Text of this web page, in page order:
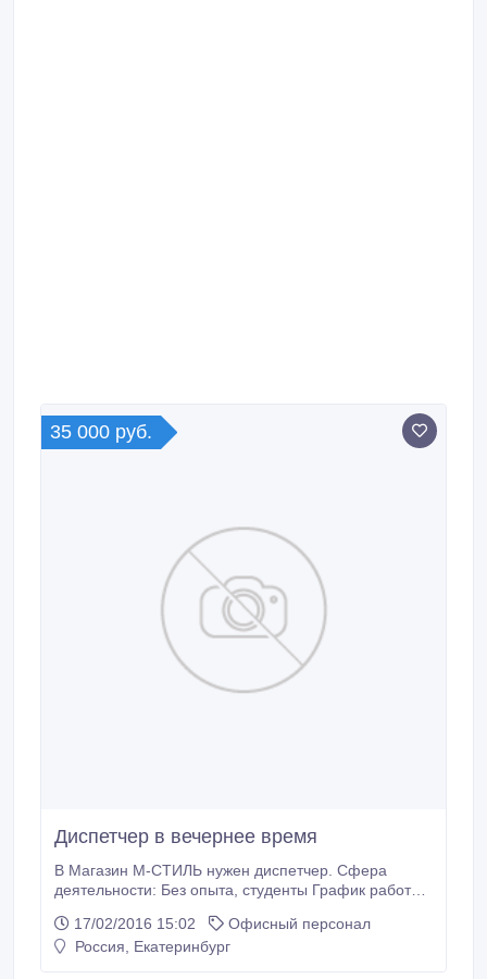
35 000 руб.
Диспетчер в вечернее время
В Магазин М-СТИЛЬ нужен диспетчер. Сфера
деятельности: Без опыта, студенты График работы:
значения В крупную производственную компанию
требуется Вечерний диспетчер. Наша компания
17/02/2016 15:02
Офисный персонал
Россия, Екатеринбург